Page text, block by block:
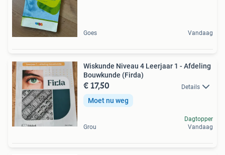
Goes Vandaag
Wiskunde Niveau 4 Leerjaar 1 - Afdeling
Bouwkunde (Firda)
€ 17,50 Details
Moet nu weg
Grou
Dagtopper
Vandaag